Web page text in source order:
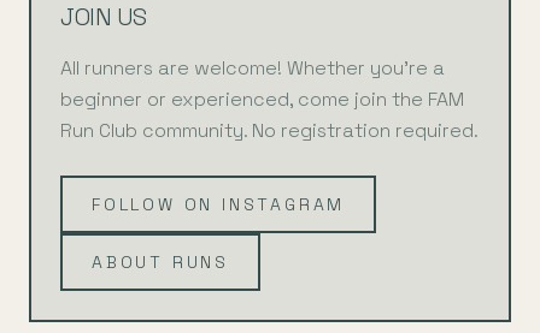
JOIN US
All runners are welcome! Whether you're a
beginner or experienced, come join the FAM
Run Club community. No registration required.
FOLLOW ON INSTAGRAM
ABOUT RUNS